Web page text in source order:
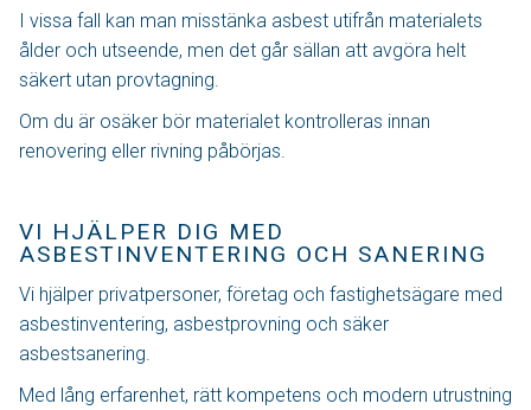
I vissa fall kan man misstänka asbest utifrån materialets
ålder och utseende, men det går sällan att avgöra helt
säkert utan provtagning.
Om du är osäker bör materialet kontrolleras innan
renovering eller rivning påbörjas.
VI HJÄLPER DIG MED
ASBESTINVENTERING OCH SANERING
Vi hjälper privatpersoner, företag och fastighetsägare med
asbestinventering, asbestprovning och säker
asbestsanering.
Med lång erfarenhet, rätt kompetens och modern utrustning